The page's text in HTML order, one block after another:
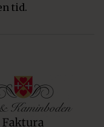
tid.